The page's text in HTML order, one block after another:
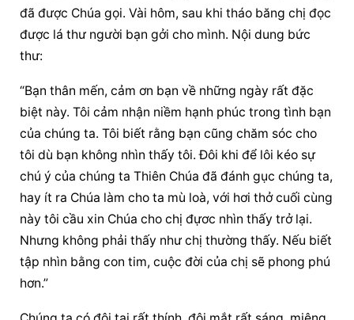
đã được Chúa gọi. Vài hôm, sau khi tháo băng chị đọc
được lá thư người bạn gởi cho mình. Nội dung bức
thư:
“Bạn thân mến, cảm ơn bạn về những ngày rất đặc
biệt này. Tôi cảm nhận niềm hạnh phúc trong tình bạn
của chúng ta. Tôi biết rằng bạn cũng chăm sóc cho
tôi dù bạn không nhìn thấy tôi. Đôi khi để lôi kéo sự
chú ý của chúng ta Thiên Chúa đã đánh gục chúng ta,
hay ít ra Chúa làm cho ta mù loà, với hơi thở cuối cùng
này tôi cầu xin Chúa cho chị đựơc nhìn thấy trở lại.
Nhưng không phải thấy như chị thường thấy. Nếu biết
tập nhìn bằng con tim, cuộc đời của chị sẽ phong phú
hơn.”